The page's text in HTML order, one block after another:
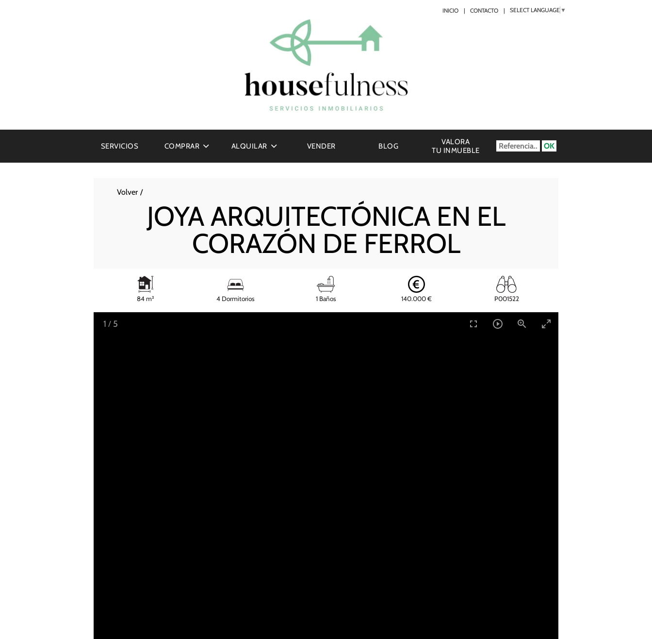
INICIO CONTACTO SELECT LANGUAGE ▼
SERVICIOS COMPRAR ALQUILAR VENDER BLOG
VALORA
TU INMUEBLE
Volver
JOYA ARQUITECTÓNICA EN EL
CORAZÓN DE FERROL
84 m² 4 Dormitorios 1 Baños 140.000 € P001522
1 / 5